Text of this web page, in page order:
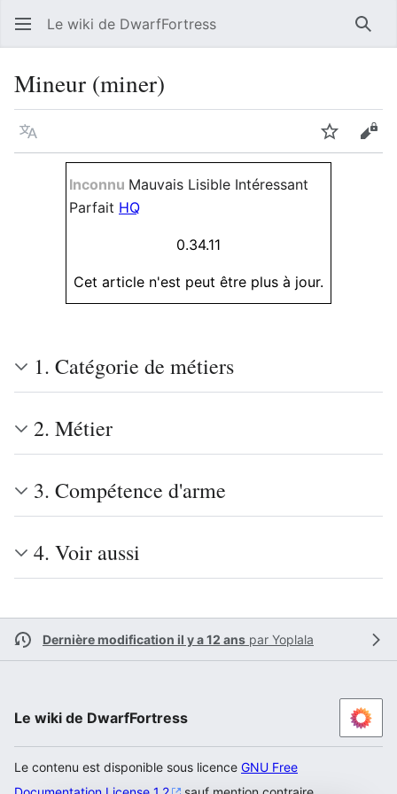
Le wiki de DwarfFortress
Mineur (miner)
Langue Suivre
Inconnu Mauvais Lisible Intéressant
Parfait HQ
0.34.11
Cet article n'est peut être plus à jour.
1. Catégorie de métiers
2. Métier
3. Compétence d'arme
4. Voir aussi
Dernière modification il y a 12 ans par Yoplala
Le wiki de DwarfFortress
Le contenu est disponible sous licence GNU Free